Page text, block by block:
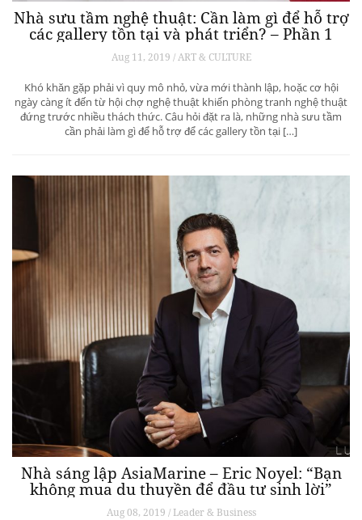
Nhà sưu tầm nghệ thuật: Cần làm gì để hỗ trợ
các gallery tồn tại và phát triển? – Phần 1
Aug 11, 2019 / ART & CULTURE
Khó khăn gặp phải vì quy mô nhỏ, vừa mới thành lập, hoặc cơ hội
ngày càng ít đến từ hội chợ nghệ thuật khiến phòng tranh nghệ thuật
đứng trước nhiều thách thức. Câu hỏi đặt ra là, những nhà sưu tầm
cần phải làm gì để hỗ trợ để các gallery tồn tại […]
Nhà sáng lập AsiaMarine – Eric Noyel: “Bạn
không mua du thuyền để đầu tư sinh lời”
Aug 08, 2019 / Leader & Business